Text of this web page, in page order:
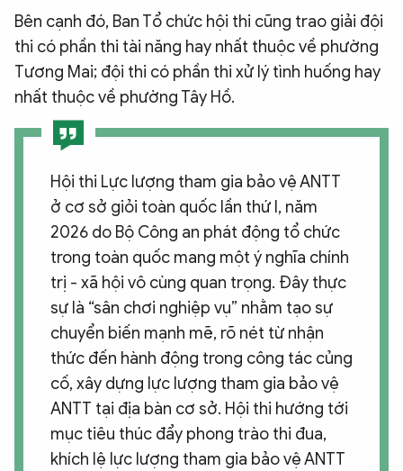
Bên cạnh đó, Ban Tổ chức hội thi cũng trao giải đội
thi có phần thi tài năng hay nhất thuộc về phường
Tương Mai; đội thi có phần thi xử lý tình huống hay
nhất thuộc về phường Tây Hồ.
Hội thi Lực lượng tham gia bảo vệ ANTT
ở cơ sở giỏi toàn quốc lần thứ I, năm
2026 do Bộ Công an phát động tổ chức
trong toàn quốc mang một ý nghĩa chính
trị - xã hội vô cùng quan trọng. Đây thực
sự là “sân chơi nghiệp vụ” nhằm tạo sự
chuyển biến mạnh mẽ, rõ nét từ nhận
thức đến hành động trong công tác củng
cố, xây dựng lực lượng tham gia bảo vệ
ANTT tại địa bàn cơ sở. Hội thi hướng tới
mục tiêu thúc đẩy phong trào thi đua,
khích lệ lực lượng tham gia bảo vệ ANTT